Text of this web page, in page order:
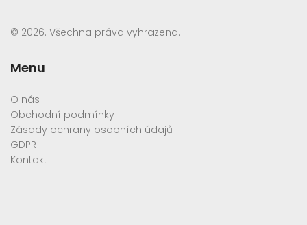
© 2026. Všechna práva vyhrazena.
Menu
O nás
Obchodní podmínky
Zásady ochrany osobních údajů
GDPR
Kontakt